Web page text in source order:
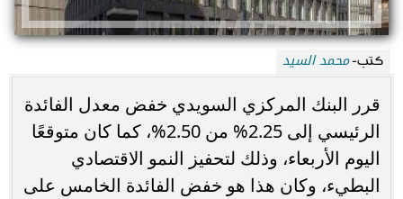
كتب-محمد السيد
قرر البنك المركزي السويدي خفض معدل الفائدة
الرئيسي إلى 2.25% من 2.50%، كما كان متوقعًا
اليوم الأربعاء، وذلك لتحفيز النمو الاقتصادي
البطيء، وكان هذا هو خفض الفائدة الخامس على